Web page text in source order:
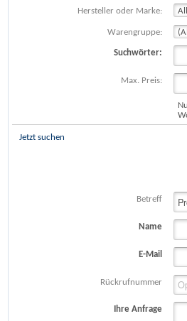
Hersteller oder Marke:
Warengruppe:
Suchwörter:
Max. Preis:
Jetzt suchen
Betreff
Name
E-Mail
Rückrufnummer
Ihre Anfrage